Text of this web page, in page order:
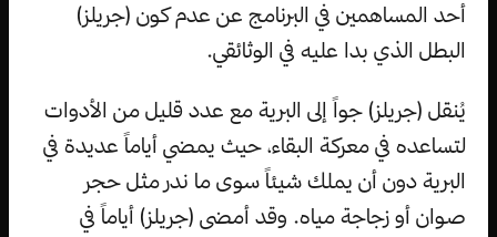
أحد المساهمين في البرنامج عن عدم كون (جريلز)
البطل الذي بدا عليه في الوثائقي.
يُنقل (جريلز) جواً إلى البرية مع عدد قليل من الأدوات
لتساعده في معركة البقاء، حيث يمضي أياماً عديدة في
البرية دون أن يملك شيئاً سوى ما ندر مثل حجر
صوان أو زجاجة مياه. وقد أمضى (جريلز) أياماً في